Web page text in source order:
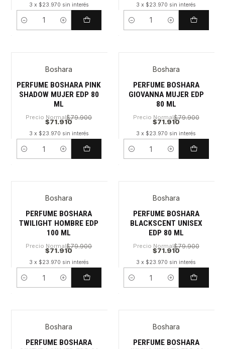
3 x $23.970 sin interés
Cantidad
3 x $23.970 sin interés
Cantidad
Boshara
PERFUME BOSHARA PINK
SHADOW MUJER EDP 80
ML
Precio Normal$79.900
$71.910
3 x $23.970 sin interés
Cantidad
Boshara
PERFUME BOSHARA
GIOVANNA MUJER EDP
80 ML
Precio Normal$79.900
$71.910
3 x $23.970 sin interés
Cantidad
Boshara
PERFUME BOSHARA
TWILIGHT HOMBRE EDP
100 ML
Precio Normal$79.900
$71.910
3 x $23.970 sin interés
Cantidad
Boshara
PERFUME BOSHARA
BLACKSCENT UNISEX
EDP 80 ML
Precio Normal$79.900
$71.910
3 x $23.970 sin interés
Cantidad
Boshara
PERFUME BOSHARA
Boshara
PERFUME BOSHARA